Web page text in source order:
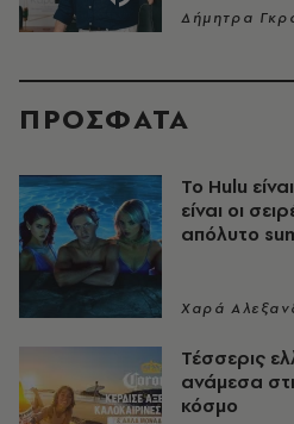
Δήμητρα
ΠΡΟΣΦΑΤΑ
Το Hulu
είναι οι
απόλυτο
Χαρά
Τέσσερις
ανάμεσα
κόσμο